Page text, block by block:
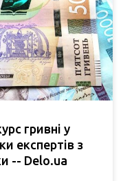
гривні у
експертів з
-- Delo.ua